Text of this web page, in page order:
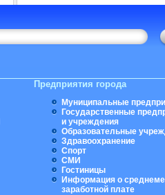
Предприятия города
Муниципальные
Государственные
и учреждения
Образовательные
Здравоохранение
Спорт
СМИ
Гостиницы
Информация о
заработной плате